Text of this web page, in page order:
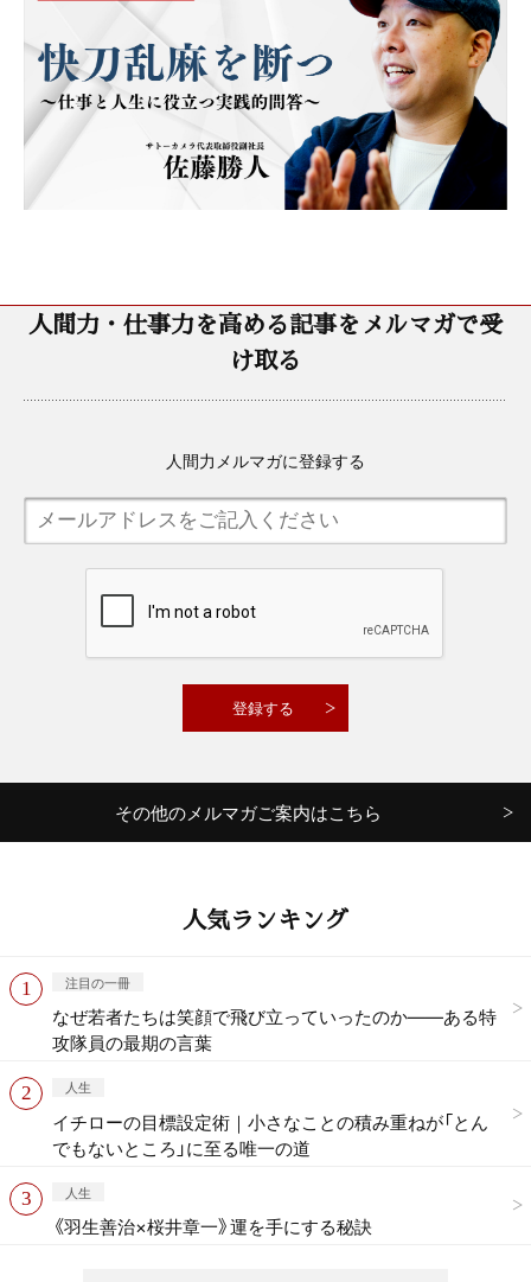
人間力・仕事力を高める記事をメルマガで受
け取る
人間力メルマガに登録する
その他のメルマガご案内はこちら
人気ランキング
注目の一冊
なぜ若者たちは笑顔で飛び立っていったのか——ある特
攻隊員の最期の言葉
人生
イチローの目標設定術｜小さなことの積み重ねが「とん
でもないところ」に至る唯一の道
人生
《羽生善治×桜井章一》運を手にする秘訣